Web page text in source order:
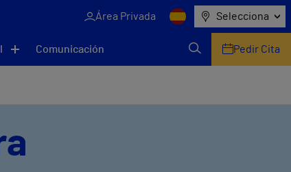
Área Privada Selecciona
Comunicación Pedir Cita